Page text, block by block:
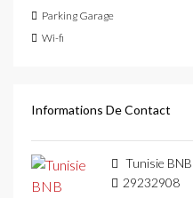
Parking Garage
Wi-fi
Informations De Contact
Tunisie BNB
29232908